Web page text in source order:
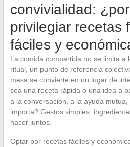
convivialidad:
privilegiar recetas
fáciles y
La comida compartida no se limita a
ritual, un punto de referencia
mesa se convierte en un lugar de
sea una receta rápida o una idea a
a la conversación, a la ayuda
importa? Gestos simples,
hacer juntos.
Optar por recetas fáciles y